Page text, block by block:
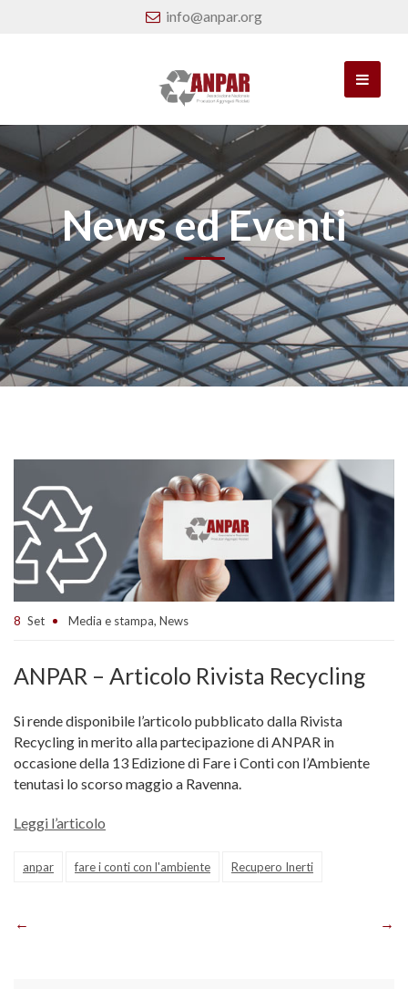
info@anpar.org
News ed Eventi
8 Set Media e stampa, News
ANPAR – Articolo Rivista Recycling
Si rende disponibile l’articolo pubblicato dalla Rivista
Recycling in merito alla partecipazione di ANPAR in
occasione della 13 Edizione di Fare i Conti con l’Ambiente
tenutasi lo scorso maggio a Ravenna.
Leggi l’articolo
anpar fare i conti con l'ambiente Recupero Inerti
Navigazione